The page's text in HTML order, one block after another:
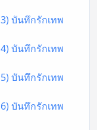
บันทึกรักเทพ
บันทึกรักเทพ
บันทึกรักเทพ
บันทึกรักเทพ